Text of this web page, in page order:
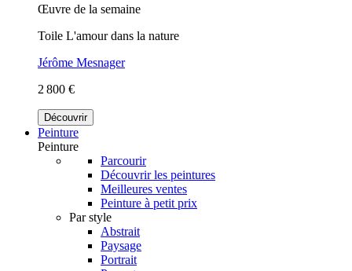
Œuvre de la semaine
Toile L'amour dans la nature
Jérôme Mesnager
2 800 €
Découvrir
Peinture
Peinture
Parcourir
Découvrir les peintures
Meilleures ventes
Peinture à petit prix
Par style
Abstrait
Paysage
Portrait